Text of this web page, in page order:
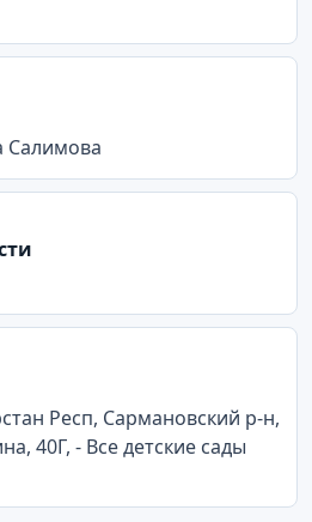
Салимова
Респ, Сармановский р-н,
40Г, - Все детские сады